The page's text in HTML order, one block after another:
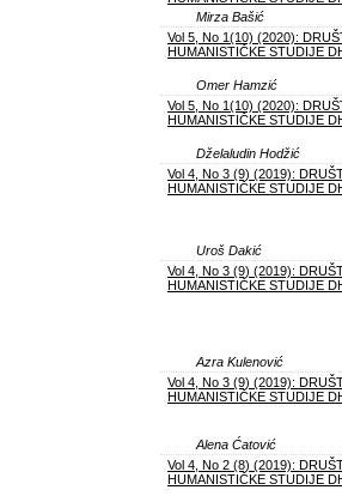
Mirza Bašić
Vol 5, No 1(10) (2020):
HUMANISTIČKE STUDIJE
Omer Hamzić
Vol 5, No 1(10) (2020):
HUMANISTIČKE STUDIJE
Dželaludin Hodžić
Vol 4, No 3 (9) (2019):
HUMANISTIČKE STUDIJE
Uroš Dakić
Vol 4, No 3 (9) (2019):
HUMANISTIČKE STUDIJE
Azra Kulenović
Vol 4, No 3 (9) (2019):
HUMANISTIČKE STUDIJE
Alena Ćatović
Vol 4, No 2 (8) (2019):
HUMANISTIČKE STUDIJE